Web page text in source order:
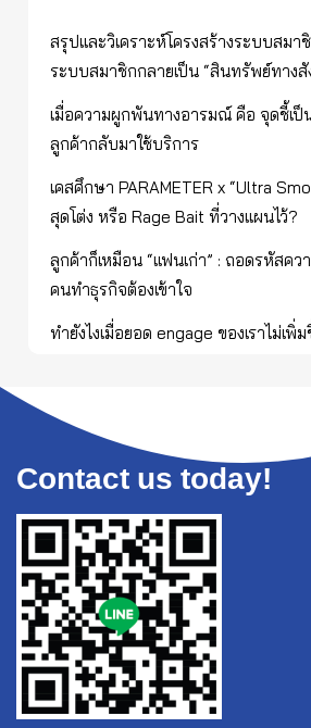
สรุปและวิเคราะห์โครงสร้างระบบสมา
ระบบสมาชิกกลายเป็น “สินทรัพย์ทางสั
เมื่อความผูกพันทางอารมณ์ คือ จุดชี้เป็
ลูกค้ากลับมาใช้บริการ
เคสศึกษา PARAMETER x “Ultra
สุดโต่ง หรือ Rage Bait ที่วางแผนไว้?
ลูกค้าก็เหมือน “แฟนเก่า” : ถอดรหัสค
คนทำธุรกิจต้องเข้าใจ
ทำยังไงเมื่อยอด engage ของเราไม่เพิ่